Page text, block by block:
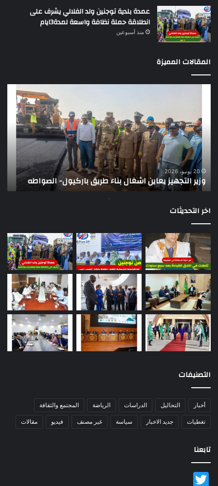
عمدة بلدية توجنين ولد الفلالي يشرف على
انطلاقة حملة نظافة واسعة لمدة3ايام
منذ أسبوعين
المقالات المميزة
اشغال
بناء
طريق
باركيول-
الصواطه
20 يونيو، 2026
وزير التجهيز يعاين اشغال بناء طريق باركيول- الصواطه
اخر التحديثات
التصنيفات
أخبار التحاليل الدراسات الرياضة المجتمع والثقافة
تغطيات جديد الاخبار سياسة غير مصنف فيديو مقالات
تابعنا